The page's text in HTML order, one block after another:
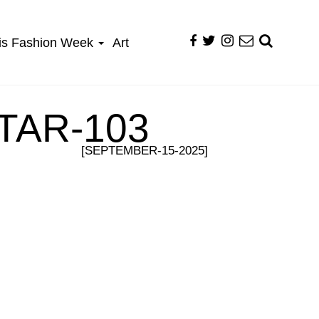
Fashion Week Art
103
[SEPTEMBER-15-2025]